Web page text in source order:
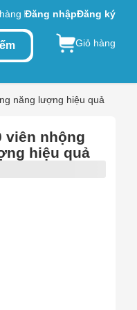
Đăng nhậpĐăng ký
Giỏ hàng
năng lượng hiệu quả
viên nhộng
hiệu quả